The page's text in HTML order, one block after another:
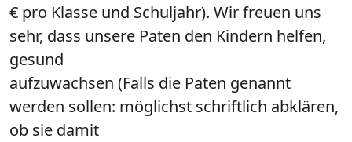
€ pro Klasse und Schuljahr). Wir freuen uns
sehr, dass unsere Paten den Kindern helfen,
gesund
aufzuwachsen (Falls die Paten genannt
werden sollen: möglichst schriftlich abklären,
ob sie damit